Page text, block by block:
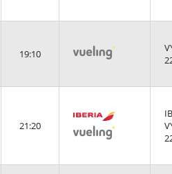
19:10
21:20